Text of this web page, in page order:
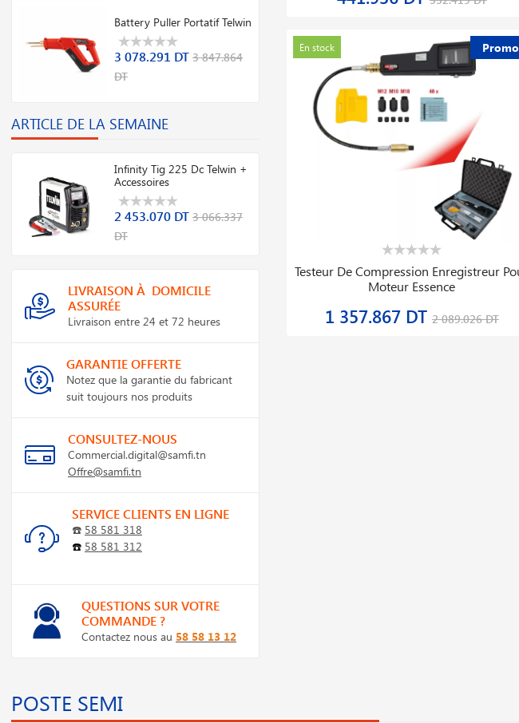
Battery Puller Portatif Telwin
3 078.291 DT 3 847.864
DT
ARTICLE DE LA SEMAINE
Infinity Tig 225 Dc Telwin +
Accessoires
2 453.070 DT 3 066.337
DT
LIVRAISON À DOMICILE
ASSURÉE
Livraison entre 24 et 72 heures
GARANTIE OFFERTE
Notez que la garantie du fabricant
suit toujours nos produits
CONSULTEZ-NOUS
Commercial.digital@samfi.tn
Offre@samfi.tn
SERVICE CLIENTS EN LIGNE
☎️ 58 581 318
☎️ 58 581 312
QUESTIONS SUR VOTRE
COMMANDE ?
Contactez nous au 58 58 13 12
En stock Nouveauté
Hydraulique Twc881s
3 989.999 DT4 199.999 DT
Promo
En stock
Pont élévateur à Deux Colonnes 3.5t Lt
235b Gatmatic
8 435.999 DT 8 879.999 DT
POSTE SEMI